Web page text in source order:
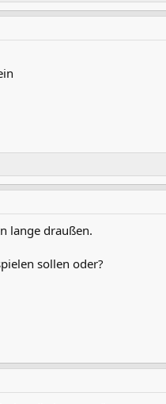
lange draußen.
sollen oder?